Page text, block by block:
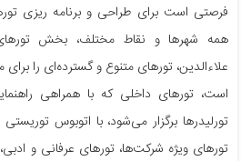
فرصتی است برای طراحی و برنامه ریزی
همه شهرها و نقاط مختلف، بخش
علاءالدین، تورهای متنوع و گسترده‌ای را
است، تورهای داخلی که با همراهی
تورلیدرها برگزار می‌شود، با اتوبوس توریستی
تورهای ویژه شرکت‌ها، تورهای عرفانی و